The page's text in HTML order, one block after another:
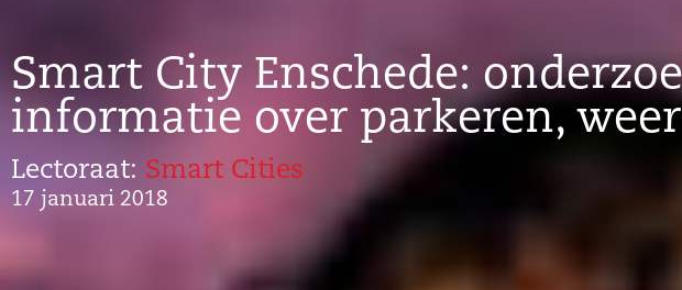
Smart City Enschede:
informatie over parkeren,
Lectoraat: Smart Cities
17 januari 2018